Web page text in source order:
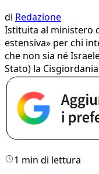
di Redazione
Istituita al ministero
estensiva» per chi
che non sia né
Stato) la Cisgiordania
1 min di lettura